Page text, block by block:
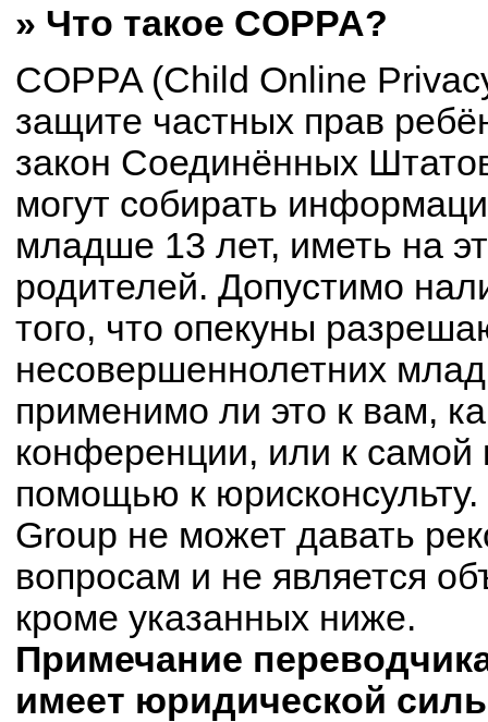
» Что такое COPPA?
COPPA (Child Online
защите частных прав
закон Соединённых
могут собирать
младше 13 лет, иметь на
родителей. Допустимо
того, что опекуны
несовершеннолетних
применимо ли это к вам,
конференции, или к самой
помощью к
Group не может давать
вопросам и не является
кроме указанных ниже.
Примечание
имеет юридической